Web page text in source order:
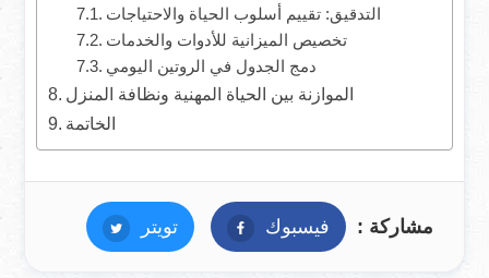
التدقيق: تقييم أسلوب الحياة والاحتياجات
تخصيص الميزانية للأدوات والخدمات
دمج الجدول في الروتين اليومي
الموازنة بين الحياة المهنية ونظافة المنزل
الخاتمة
مشاركة : فيسبوك فيسبوكتويتر تويتر